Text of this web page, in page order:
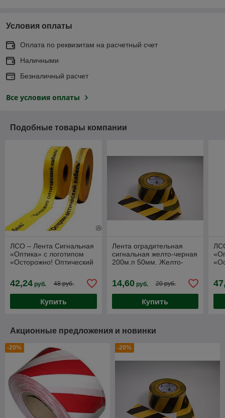
Условия оплаты
Оплата по реквизитам на расчетный счет
Наличными
Безналичный расчет
Все условия оплаты
Подобные товары компании
ЛСО – Лента Сигнальная
«Оптика» с логотипом
«Осторожно! Оптический
500м.п.*40мм
42,24 руб. 48 руб.
Купить
Лента оградительная
сигнальная желто-черная
200м.п 50мм. Желто-
14,60руб. 20 руб.
Купить
Акционные предложения и новинки
-20% -20%